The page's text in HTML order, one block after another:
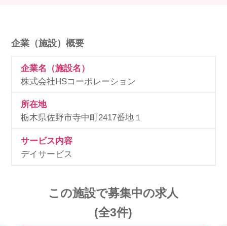
企業（施設）概要
企業名（施設名）
株式会社HSコーポレーション
所在地
栃木県佐野市寺中町2417番地１
サービス内容
デイサービス
この施設で募集中の求人
(全3件)